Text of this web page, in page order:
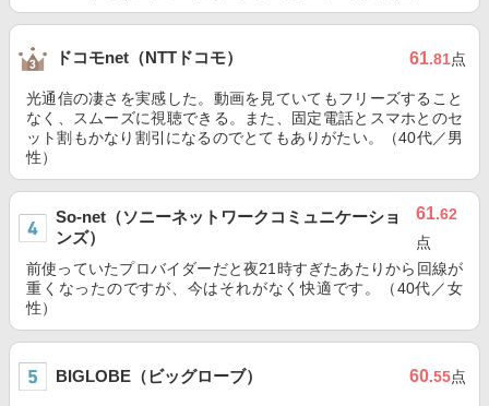
ドコモnet（NTTドコモ） 61.81点
光通信の凄さを実感した。動画を見ていてもフリーズすること
なく、スムーズに視聴できる。また、固定電話とスマホとのセ
ット割もかなり割引になるのでとてもありがたい。（40代／男
性）
So-net（ソニーネットワークコミュニケーショ
ンズ）
61.62
点
前使っていたプロバイダーだと夜21時すぎたあたりから回線が
重くなったのですが、今はそれがなく快適です。（40代／女
性）
BIGLOBE（ビッグローブ） 60.55点